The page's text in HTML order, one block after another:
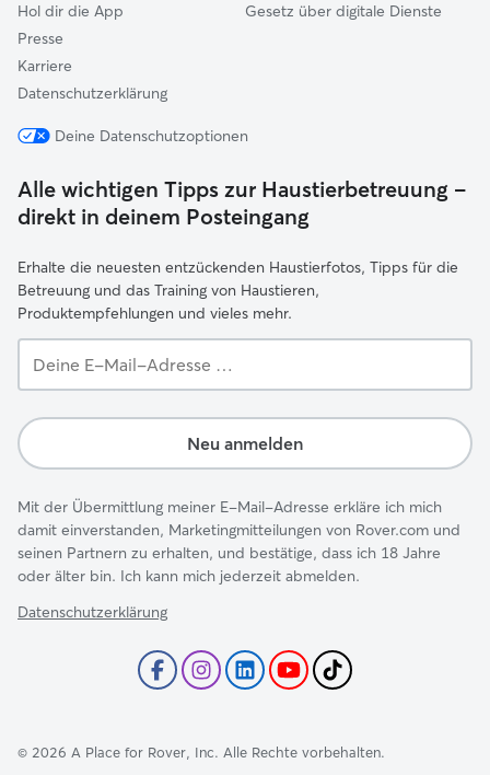
Hol dir die App
Presse
Karriere
Datenschutzerklärung
Gesetz über digitale Dienste
Deine Datenschutzoptionen
Alle wichtigen Tipps zur Haustierbetreuung –
direkt in deinem Posteingang
Erhalte die neuesten entzückenden Haustierfotos, Tipps für die
Betreuung und das Training von Haustieren,
Produktempfehlungen und vieles mehr.
E-
Adresse …
Neu anmelden
Mit der Übermittlung meiner E-Mail-Adresse erkläre ich mich
damit einverstanden, Marketingmitteilungen von Rover.com und
seinen Partnern zu erhalten, und bestätige, dass ich 18 Jahre
oder älter bin. Ich kann mich jederzeit abmelden.
Datenschutzerklärung
© 2026 A Place for Rover, Inc. Alle Rechte vorbehalten.